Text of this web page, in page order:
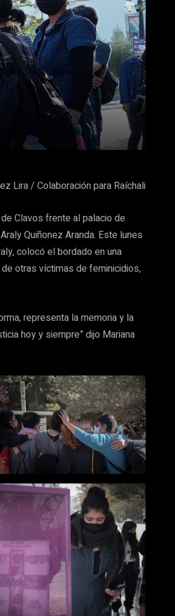
Lira / Colaboración para Raíchali
Clavos frente al palacio de
Quiñonez Aranda. Este lunes
colocó el bordado en una
otras víctimas de feminicidios,
representa la memoria y la
hoy y siempre” dijo Mariana